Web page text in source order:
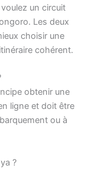
un circuit
Les deux
choisir une
cohérent.
obtenir une
ligne et doit être
ou à
?